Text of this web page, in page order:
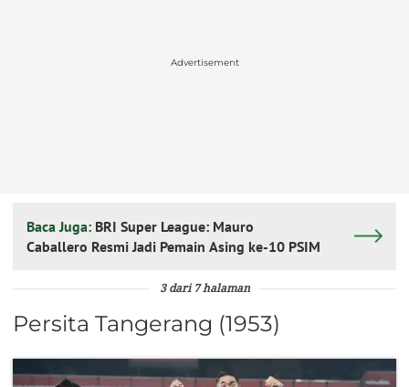
Advertisement
Baca Juga: BRI Super League: Mauro
Caballero Resmi Jadi Pemain Asing ke-10 PSIM
3 dari 7 halaman
Persita Tangerang (1953)